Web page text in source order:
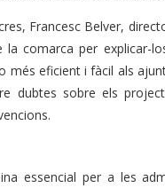
Francesc Belver,
la comarca per explicar-
més eficient i fàcil als
dubtes sobre els
essencial per a les